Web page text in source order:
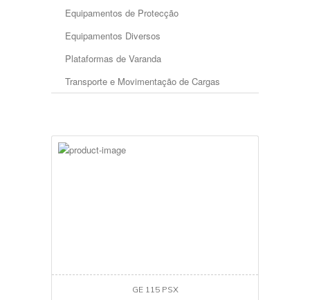
Equipamentos de Protecção
Equipamentos Diversos
Plataformas de Varanda
Transporte e Movimentação de Cargas
GE 115 PSX